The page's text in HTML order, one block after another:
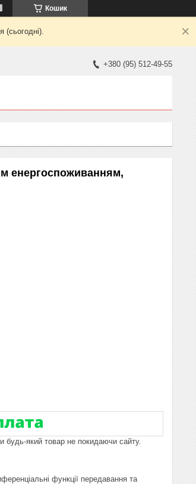
Кошик
(сьогодні).
+380 (95) 512-49-55
енергоспоживанням,
будь-який товар не покидаючи сайту.
функції передавання та